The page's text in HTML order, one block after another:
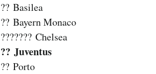
?? Basilea
?? Bayern Monaco
??????? Chelsea
?? Juventus
?? Porto